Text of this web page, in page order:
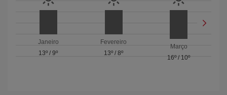
Janeiro
13º /9º
Fevereiro
13º / 8º
Março
16º/ 10º